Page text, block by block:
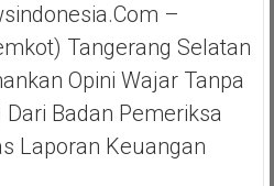
–
Tangerang Selatan
Opini Wajar Tanpa
Badan Pemeriksa
Laporan Keuangan